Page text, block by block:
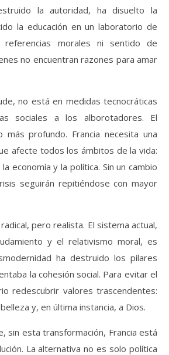
la autoridad, ha disuelto la
la educación en un laboratorio de
referencias morales ni sentido de
no encuentran razones para amar
no está en medidas tecnocráticas
sociales a los alborotadores. El
más profundo. Francia necesita una
afecte todos los ámbitos de la vida:
economía y la política. Sin un cambio
seguirán repitiéndose con mayor
pero realista. El sistema actual,
y el relativismo moral, es
ha destruido los pilares
la cohesión social. Para evitar el
redescubrir valores trascendentes:
y, en última instancia, a Dios.
sin esta transformación, Francia está
La alternativa no es solo política